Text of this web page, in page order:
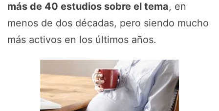
más de 40 estudios sobre el tema, en
menos de dos décadas, pero siendo mucho
más activos en los últimos años.